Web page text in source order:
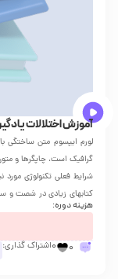
آموزش اختلالات
لورم ایپسوم متن ساختگی
گرافیک است، چاپگرها و
شرایط فعلی تکنولوژی مورد
کتابهای زیادی در شصت و
را می طلبد،...
هزینه دوره:
0
0اشتراک گذاری: